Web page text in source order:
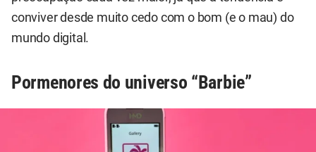
conviver desde muito cedo com o bom (e o mau) do
mundo digital.
Pormenores do universo “Barbie”